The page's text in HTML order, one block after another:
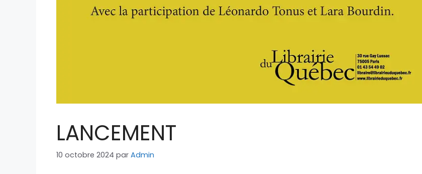
LANCEMENT
10 octobre 2024 par Admin